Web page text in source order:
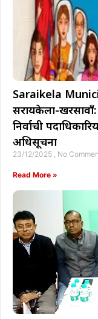
Saraikela
सरायकेला-
निर्वाची
अधिसूचना
23/12/2025 No
Read More »